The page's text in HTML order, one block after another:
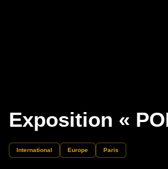
Exposition «
International Europe Paris